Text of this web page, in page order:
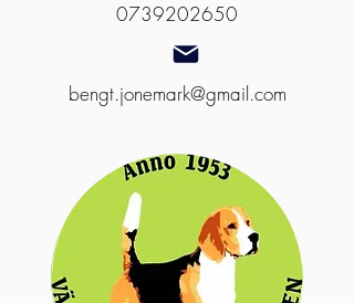
0739202650
bengt.jonemark@gmail.com